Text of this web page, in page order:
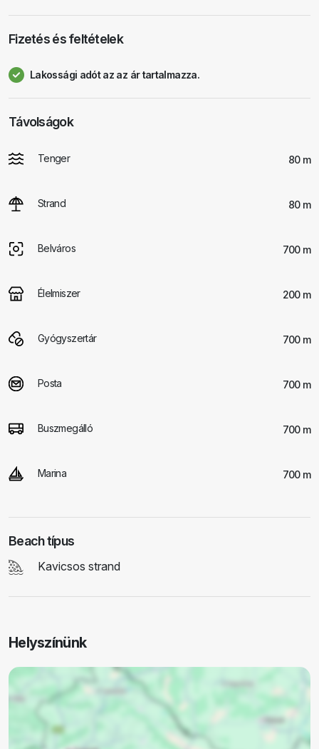
Fizetés és feltételek
Lakossági adót az az ár tartalmazza.
Távolságok
Tenger 80 m
Strand 80 m
Belváros 700 m
Élelmiszer 200 m
Gyógyszertár 700 m
Posta 700 m
Buszmegálló 700 m
Marina 700 m
Beach típus
Kavicsos strand
Helyszínünk